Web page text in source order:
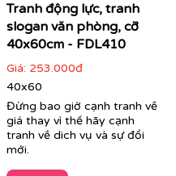
do Printek sản xuất
Tranh động lực, tranh
slogan văn phòng, cỡ
40x60cm - FDL410
Giá: 253.000đ
40x60
Đừng bao giờ cạnh tranh về
giá thay vì thế hãy cạnh
tranh về dich vụ và sự đổi
mới.